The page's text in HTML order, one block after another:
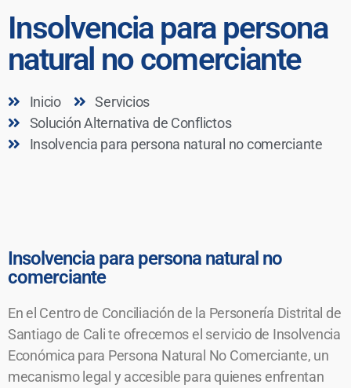
Insolvencia para persona
natural no comerciante
Inicio
Servicios
Solución Alternativa de Conflictos
Insolvencia para persona natural no comerciante
Insolvencia para persona natural no
comerciante
En el Centro de Conciliación de la Personería Distrital de
Santiago de Cali te ofrecemos el servicio de Insolvencia
Económica para Persona Natural No Comerciante, un
mecanismo legal y accesible para quienes enfrentan